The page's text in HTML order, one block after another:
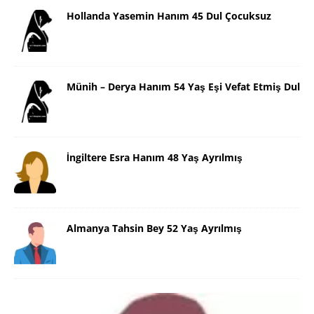
Hollanda Yasemin Hanım 45 Dul Çocuksuz
Münih – Derya Hanım 54 Yaş Eşi Vefat Etmiş Dul
İngiltere Esra Hanım 48 Yaş Ayrılmış
Almanya Tahsin Bey 52 Yaş Ayrılmış